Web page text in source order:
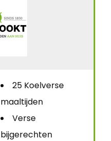
25 Koelverse
maaltijden
Verse
bijgerechten